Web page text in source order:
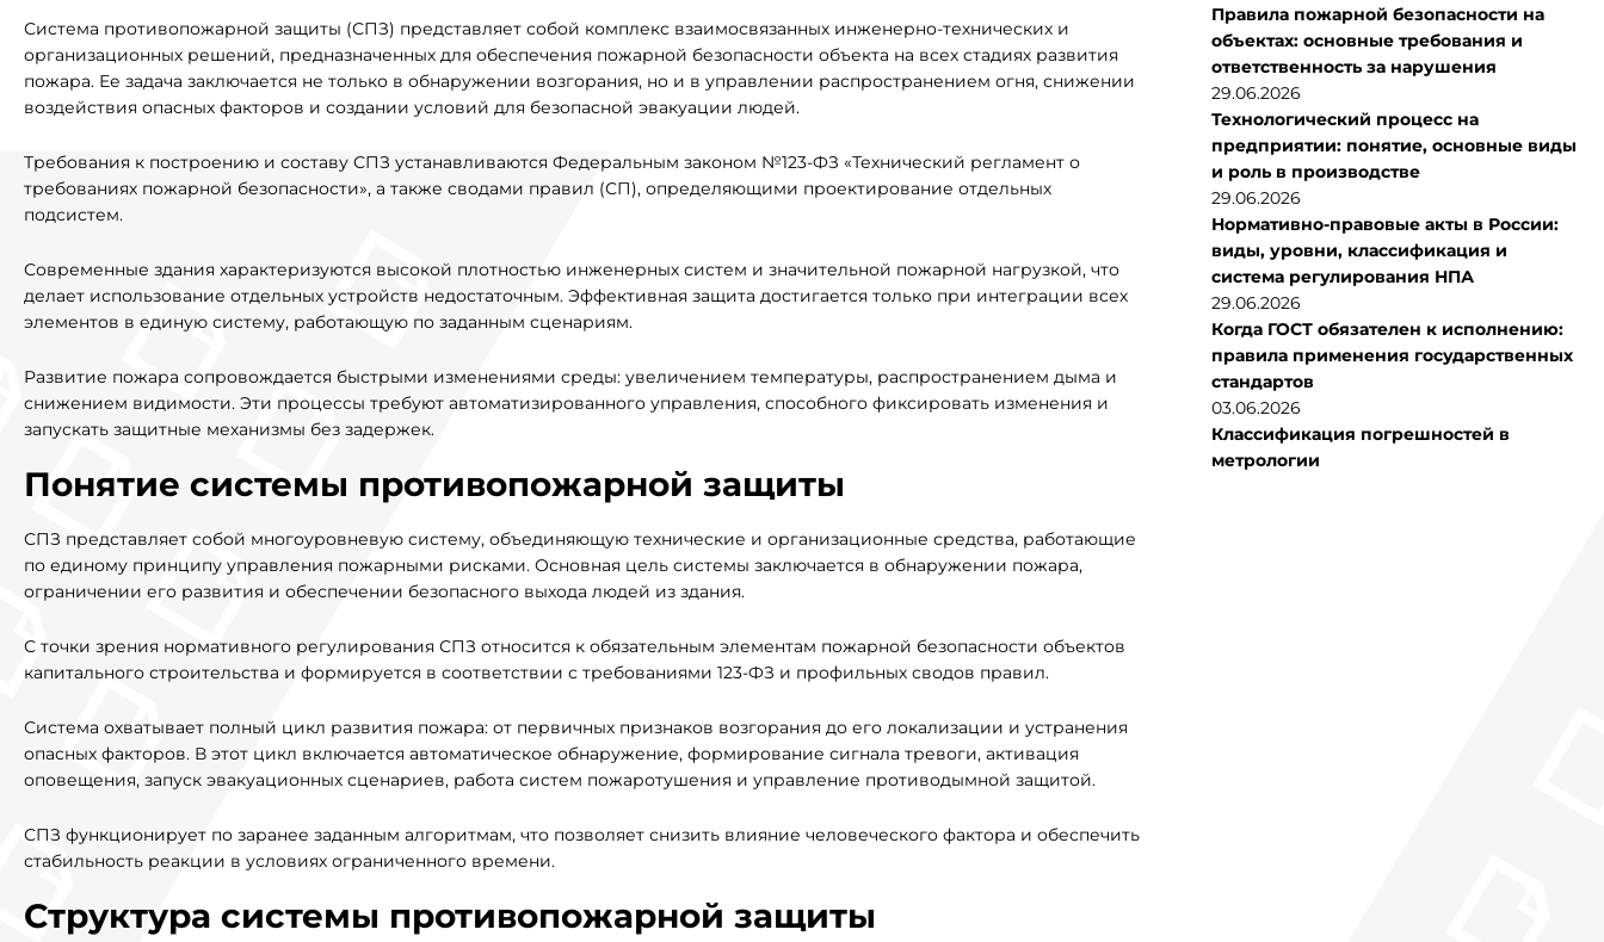
Система противопожарной защиты (СПЗ) представляет собой комплекс взаимосвязанных инженерно-технических и
организационных решений, предназначенных для обеспечения пожарной безопасности объекта на всех стадиях развития
пожара. Ее задача заключается не только в обнаружении возгорания, но и в управлении распространением огня, снижении
воздействия опасных факторов и создании условий для безопасной эвакуации людей.
Требования к построению и составу СПЗ устанавливаются Федеральным законом №123-ФЗ «Технический регламент о
требованиях пожарной безопасности», а также сводами правил (СП), определяющими проектирование отдельных
подсистем.
Современные здания характеризуются высокой плотностью инженерных систем и значительной пожарной нагрузкой, что
делает использование отдельных устройств недостаточным. Эффективная защита достигается только при интеграции всех
элементов в единую систему, работающую по заданным сценариям.
Развитие пожара сопровождается быстрыми изменениями среды: увеличением температуры, распространением дыма и
снижением видимости. Эти процессы требуют автоматизированного управления, способного фиксировать изменения и
запускать защитные механизмы без задержек.
Понятие системы противопожарной защиты
СПЗ представляет собой многоуровневую систему, объединяющую технические и организационные средства, работающие
по единому принципу управления пожарными рисками. Основная цель системы заключается в обнаружении пожара,
ограничении его развития и обеспечении безопасного выхода людей из здания.
С точки зрения нормативного регулирования СПЗ относится к обязательным элементам пожарной безопасности объектов
капитального строительства и формируется в соответствии с требованиями 123-ФЗ и профильных сводов правил.
Система охватывает полный цикл развития пожара: от первичных признаков возгорания до его локализации и устранения
опасных факторов. В этот цикл включается автоматическое обнаружение, формирование сигнала тревоги, активация
оповещения, запуск эвакуационных сценариев, работа систем пожаротушения и управление противодымной защитой.
СПЗ функционирует по заранее заданным алгоритмам, что позволяет снизить влияние человеческого фактора и обеспечить
стабильность реакции в условиях ограниченного времени.
Структура системы противопожарной защиты
Правила пожарной безопасности на
объектах: основные требования и
ответственность за нарушения
29.06.2026
Технологический процесс на
предприятии: понятие, основные виды
и роль в производстве
29.06.2026
Нормативно-правовые акты в России:
виды, уровни, классификация и
система регулирования НПА
29.06.2026
Когда ГОСТ обязателен к исполнению:
правила применения государственных
стандартов
03.06.2026
Классификация погрешностей в
метрологии